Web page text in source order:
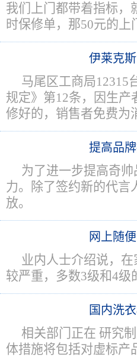
我们上门都带着指标，
时保修单，那50元的上
伊莱克
马尾区工商局12315
规定》第12条，因生
修好的，销售者免费为
提高品
为了进一步提高奇
力。除了签约新的代言
放。
网上随
业内人士介绍说，
较严重，多数3级和4级
国内洗
相关部门正在 研究
体措施将包括对虚标产